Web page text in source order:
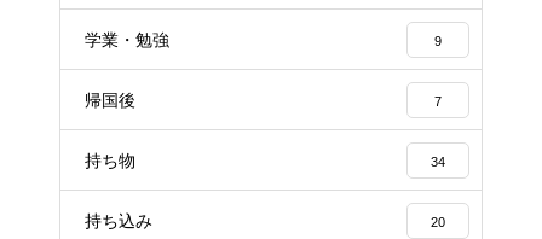
学業・勉強 9
帰国後 7
持ち物 34
持ち込み 20